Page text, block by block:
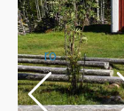
ro